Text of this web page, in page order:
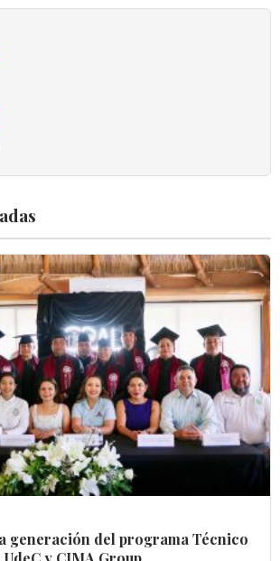
generación del programa Técnico